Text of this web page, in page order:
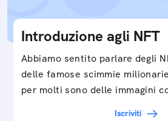
Introduzione agli NFT
Abbiamo sentito parlare degli
delle famose scimmie
per molti sono delle immagini
Iscriviti